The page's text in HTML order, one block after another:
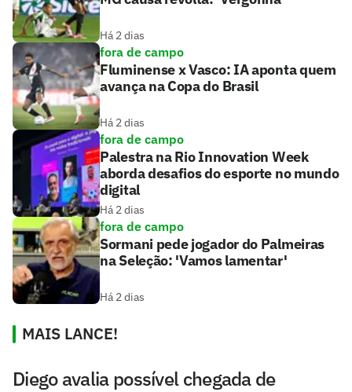
Há 2 dias
fora de campo
Fluminense x Vasco: IA aponta quem
avança na Copa do Brasil
Há 2 dias
fora de campo
Palestra na Rio Innovation Week
aborda desafios do esporte no mundo
digital
Há 2 dias
fora de campo
Sormani pede jogador do Palmeiras
na Seleção: 'Vamos lamentar'
Há 2 dias
MAIS LANCE!
Diego avalia possível chegada de